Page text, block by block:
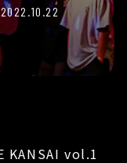
2022.10.22